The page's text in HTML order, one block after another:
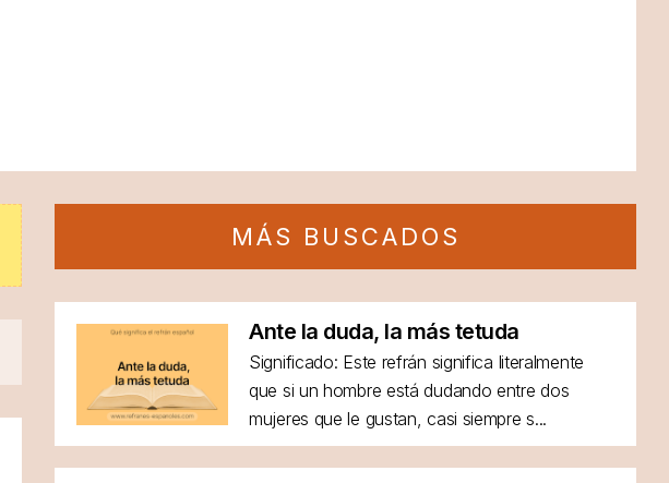
MÁS BUSCADOS
Ante la duda, la más tetuda
Significado: Este refrán significa literalmente
que si un hombre está dudando entre dos
mujeres que le gustan, casi siempre s...